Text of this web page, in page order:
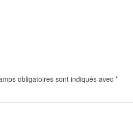
obligatoires sont indiqués avec *